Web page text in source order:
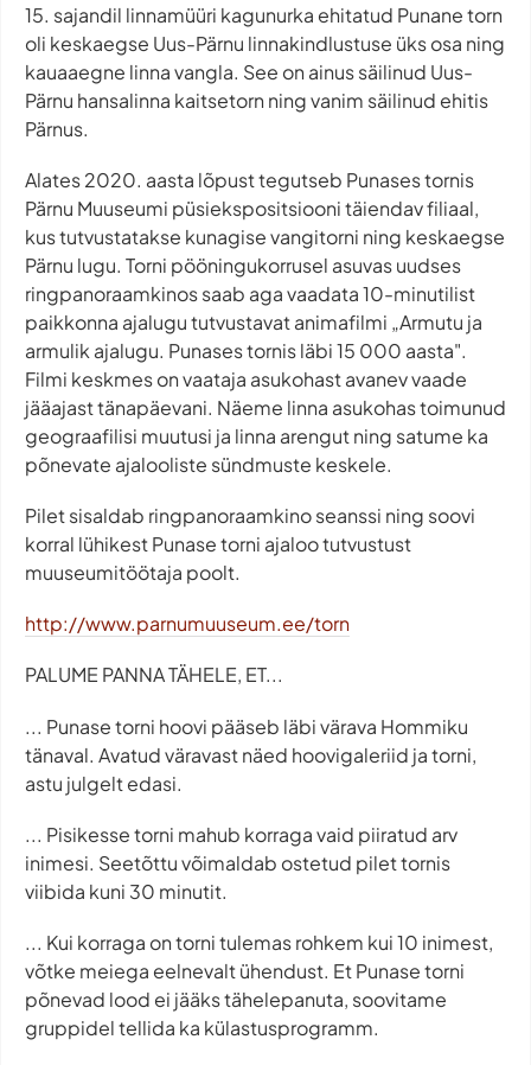
15. sajandil linnamüüri kagunurka ehitatud Punane torn
oli keskaegse Uus-Pärnu linnakindlustuse üks osa ning
kauaaegne linna vangla. See on ainus säilinud Uus-
Pärnu hansalinna kaitsetorn ning vanim säilinud ehitis
Pärnus.
Alates 2020. aasta lõpust tegutseb Punases tornis
Pärnu Muuseumi püsiekspositsiooni täiendav filiaal,
kus tutvustatakse kunagise vangitorni ning keskaegse
Pärnu lugu. Torni pööningukorrusel asuvas uudses
ringpanoraamkinos saab aga vaadata 10-minutilist
paikkonna ajalugu tutvustavat animafilmi „Armutu ja
armulik ajalugu. Punases tornis läbi 15 000 aasta".
Filmi keskmes on vaataja asukohast avanev vaade
jääajast tänapäevani. Näeme linna asukohas toimunud
geograafilisi muutusi ja linna arengut ning satume ka
põnevate ajalooliste sündmuste keskele.
Pilet sisaldab ringpanoraamkino seanssi ning soovi
korral lühikest Punase torni ajaloo tutvustust
muuseumitöötaja poolt.
http://www.parnumuuseum.ee/torn
PALUME PANNA TÄHELE, ET...
... Punase torni hoovi pääseb läbi värava Hommiku
tänaval. Avatud väravast näed hoovigaleriid ja torni,
astu julgelt edasi.
... Pisikesse torni mahub korraga vaid piiratud arv
inimesi. Seetõttu võimaldab ostetud pilet tornis
viibida kuni 30 minutit.
... Kui korraga on torni tulemas rohkem kui 10 inimest,
võtke meiega eelnevalt ühendust. Et Punase torni
põnevad lood ei jääks tähelepanuta, soovitame
gruppidel tellida ka külastusprogramm.